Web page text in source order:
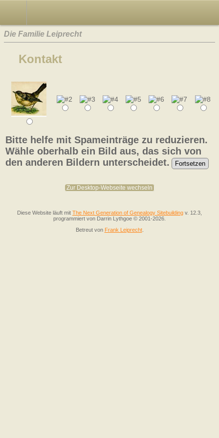
Die Familie Leiprecht
Kontakt
Bitte helfe mit Spameinträge zu reduzieren.
Wähle oberhalb ein Bild aus, das sich von
den anderen Bildern unterscheidet.
Zur Desktop-Webseite wechseln
Diese Website läuft mit The Next Generation of Genealogy Sitebuilding v. 12.3,
programmiert von Darrin Lythgoe © 2001-2026.
Betreut von Frank Leiprecht.